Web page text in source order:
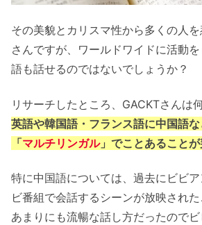
その美貌とカリスマ性から多くの人
さんですが、ワールドワイドに活動
語も話せるのではないでしょうか？
リサーチしたところ、GACKTさんは
英語や韓国語・フランス語に中国語
「マルチリンガル」でことあることが
特に中国語については、過去にビビ
ビ番組で会話するシーンが放映され
あまりにも流暢な話し方だったので